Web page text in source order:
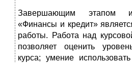
Завершающим этапом
«Финансы и кредит»
работы. Работа над
позволяет оценить
курса; умение